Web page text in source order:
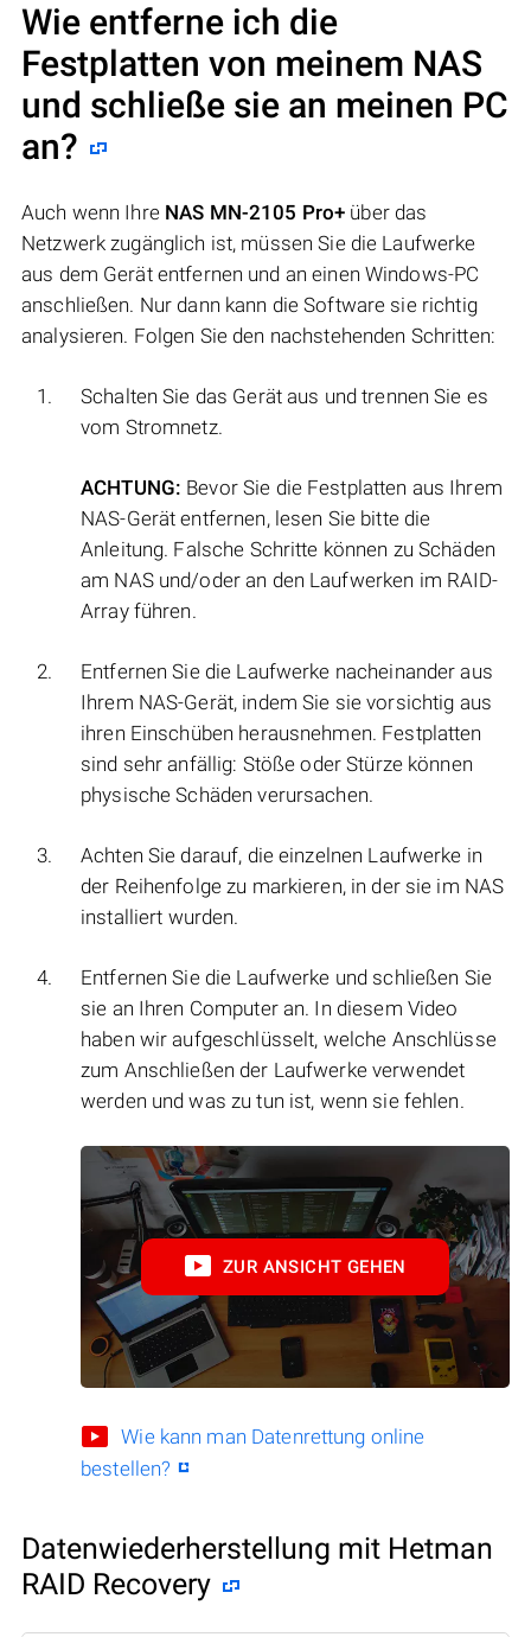
Wie entferne ich die
Festplatten von meinem NAS
und schließe sie an meinen PC
an?
Auch wenn Ihre NAS MN-2105 Pro+ über das
Netzwerk zugänglich ist, müssen Sie die Laufwerke
aus dem Gerät entfernen und an einen Windows-PC
anschließen. Nur dann kann die Software sie richtig
analysieren. Folgen Sie den nachstehenden Schritten:
Schalten Sie das Gerät aus und trennen Sie es
vom Stromnetz.
ACHTUNG: Bevor Sie die Festplatten aus Ihrem
NAS-Gerät entfernen, lesen Sie bitte die
Anleitung. Falsche Schritte können zu Schäden
am NAS und/oder an den Laufwerken im RAID-
Array führen.
Entfernen Sie die Laufwerke nacheinander aus
Ihrem NAS-Gerät, indem Sie sie vorsichtig aus
ihren Einschüben herausnehmen. Festplatten
sind sehr anfällig: Stöße oder Stürze können
physische Schäden verursachen.
Achten Sie darauf, die einzelnen Laufwerke in
der Reihenfolge zu markieren, in der sie im NAS
installiert wurden.
Entfernen Sie die Laufwerke und schließen Sie
sie an Ihren Computer an. In diesem Video
haben wir aufgeschlüsselt, welche Anschlüsse
zum Anschließen der Laufwerke verwendet
werden und was zu tun ist, wenn sie fehlen.
ZUR ANSICHT GEHEN
Wie kann man Datenrettung online
bestellen?
Datenwiederherstellung mit Hetman
RAID Recovery